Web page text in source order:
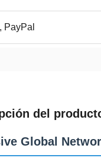
PayPal
del
Global